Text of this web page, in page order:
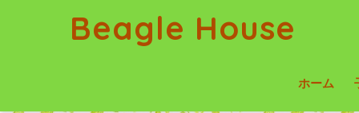
Beagle House
ホーム